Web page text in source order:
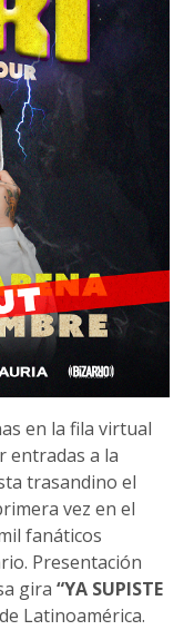
en la fila virtual
entradas a la
trasandino el
vez en el
fanáticos
Presentación
gira“YA SUPISTE
Latinoamérica.